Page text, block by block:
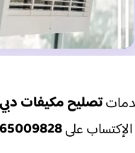
تصليح مكيفات دبي
على